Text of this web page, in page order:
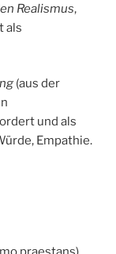
Realismus,
als
(aus der
und als
Empathie.